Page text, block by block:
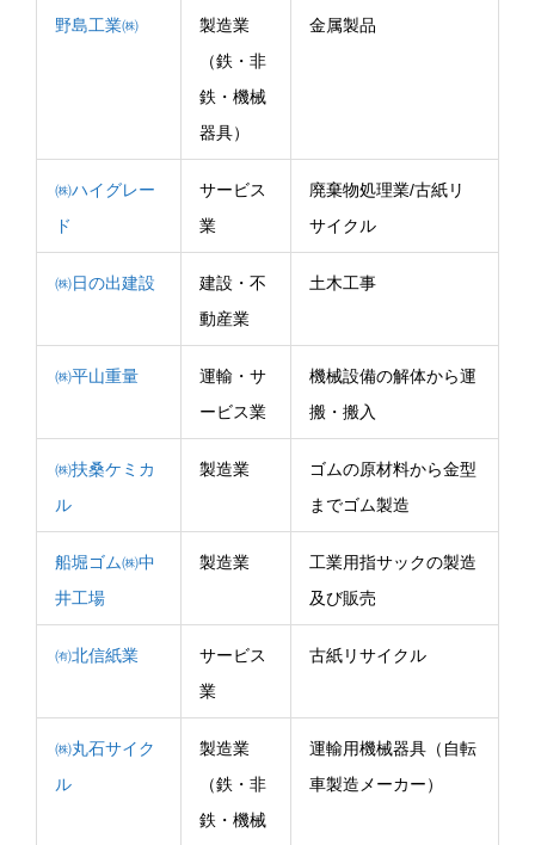
野島工業㈱
製造業
（鉄・非
鉄・機械
器具）
金属製品
㈱ハイグレー
ド
サービス
業
廃棄物処理業/古紙リ
サイクル
㈱日の出建設
建設・不
動産業
土木工事
㈱平山重量
運輸・サ
ービス業
機械設備の解体から運
搬・搬入
㈱扶桑ケミカ
ル
製造業
ゴムの原材料から金型
までゴム製造
船堀ゴム㈱中
井工場
製造業
工業用指サックの製造
及び販売
㈲北信紙業
サービス
業
古紙リサイクル
㈱丸石サイク
ル
製造業
（鉄・非
鉄・機械
運輸用機械器具（自転
車製造メーカー）